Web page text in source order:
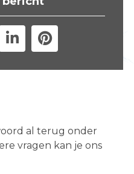
"
al terug onder
vragen kan je ons